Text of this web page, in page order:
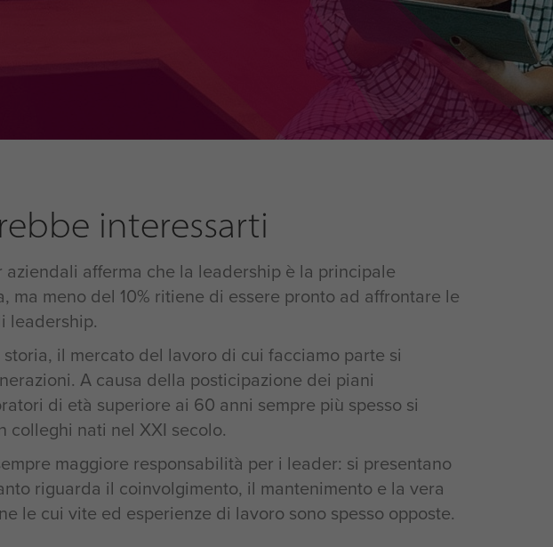
interessarti
afferma che la leadership è la principale
ma meno del 10% ritiene di essere pronto ad affrontare le
leadership.
il mercato del lavoro di cui facciamo parte si
A causa della posticipazione dei piani
di età superiore ai 60 anni sempre più spesso si
colleghi nati nel XXI secolo.
maggiore responsabilità per i leader: si presentano
riguarda il coinvolgimento, il mantenimento e la vera
le cui vite ed esperienze di lavoro sono spesso opposte.